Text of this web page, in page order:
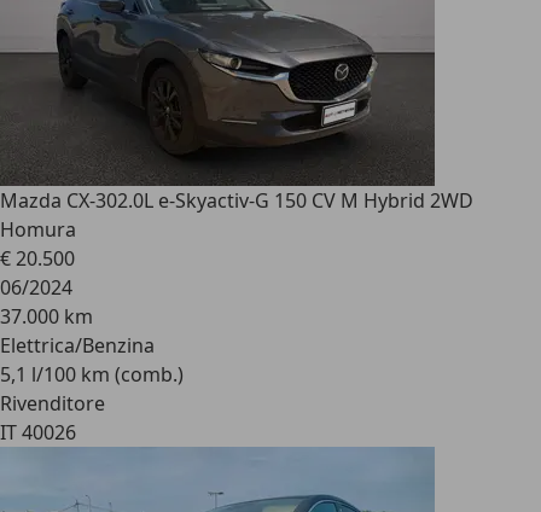
Mazda CX-302.0L e-Skyactiv-G 150 CV M Hybrid 2WD
Homura
€ 20.500
06/2024
37.000 km
Elettrica/Benzina
5,1 l/100 km (comb.)
Rivenditore
IT 40026